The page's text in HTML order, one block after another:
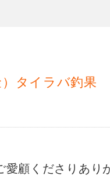
タイラバ釣果
愛顧くださりあり